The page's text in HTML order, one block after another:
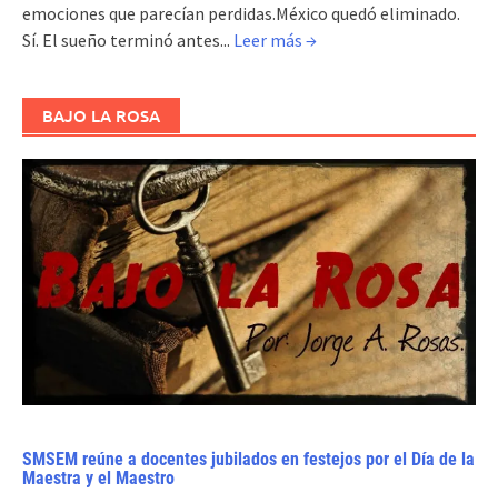
emociones que parecían perdidas.México quedó eliminado.
Sí. El sueño terminó antes... Leer más →
BAJO LA ROSA
SMSEM reúne a docentes jubilados en festejos por el Día de la
Maestra y el Maestro